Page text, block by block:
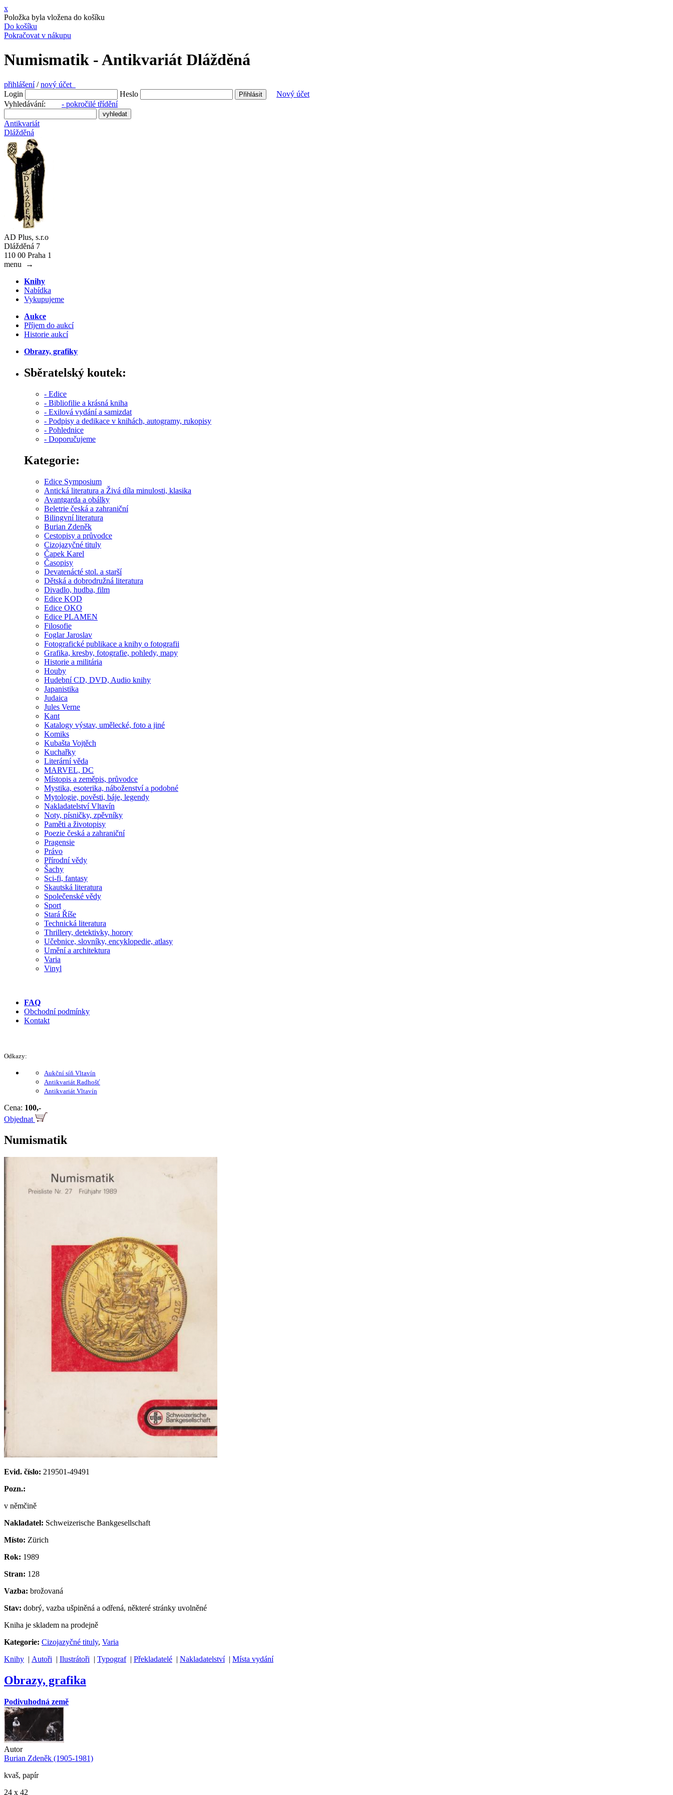
x
Položka byla vložena do košíku
Do košíku
Pokračovat v nákupu
Numismatik - Antikvariát Dlážděná
přihlášení/nový účet
Login
Heslo
Nový účet
Vyhledávání: - pokročilé třídění
Antikvariát
Dlážděná
AD Plus, s.r.o
Dlážděná 7
110 00 Praha 1
menu
→
Knihy
Nabídka
Vykupujeme
Aukce
Příjem do aukcí
Historie aukcí
Obrazy, grafiky
Sběratelský koutek:
- Edice
- Bibliofilie a krásná kniha
- Exilová vydání a samizdat
- Podpisy a dedikace v knihách, autogramy, rukopisy
- Pohlednice
- Doporučujeme
Kategorie:
Edice Symposium
Antická literatura a Živá díla minulosti, klasika
Avantgarda a obálky
Beletrie česká a zahraniční
Bilingvní literatura
Burian Zdeněk
Cestopisy a průvodce
Cizojazyčné tituly
Čapek Karel
Časopisy
Devatenácté stol. a starší
Dětská a dobrodružná literatura
Divadlo, hudba, film
Edice KOD
Edice OKO
Edice PLAMEN
Filosofie
Foglar Jaroslav
Fotografické publikace a knihy o fotografii
Grafika, kresby, fotografie, pohledy, mapy
Historie a militária
Houby
Hudební CD, DVD, Audio knihy
Japanistika
Judaica
Jules Verne
Kant
Katalogy výstav, umělecké, foto a jiné
Komiks
Kubašta Vojtěch
Kuchařky
Literární věda
MARVEL, DC
Místopis a zeměpis, průvodce
Mystika, esoterika, náboženství a podobné
Mytologie, pověsti, báje, legendy
Nakladatelství Vltavín
Noty, písničky, zpěvníky
Paměti a životopisy
Poezie česká a zahraniční
Pragensie
Právo
Přírodní vědy
Šachy
Sci-fi, fantasy
Skautská literatura
Společenské vědy
Sport
Stará Říše
Technická literatura
Thrillery, detektivky, horory
Učebnice, slovníky, encyklopedie, atlasy
Umění a architektura
Varia
Vinyl
FAQ
Obchodní podmínky
Kontakt
Odkazy:
Aukční síň Vltavín
Antikvariát Radhošť
Antikvariát Vltavín
Cena: 100,-
Objednat
Numismatik
Evid. číslo: 219501-49491
Pozn.:
v němčině
Nakladatel: Schweizerische Bankgesellschaft
Místo: Zürich
Rok: 1989
Stran: 128
Vazba: brožovaná
Stav: dobrý, vazba ušpiněná a odřená, některé stránky uvolněné
Kniha je skladem na prodejně
Kategorie: Cizojazyčné tituly, Varia
Knihy | Autoři | Ilustrátoři | Typograf| Překladatelé | Nakladatelství| Místa vydání
Obrazy, grafika
Podivuhodná země
Autor
Burian Zdeněk (1905-1981)
kvaš, papír
24 x 42